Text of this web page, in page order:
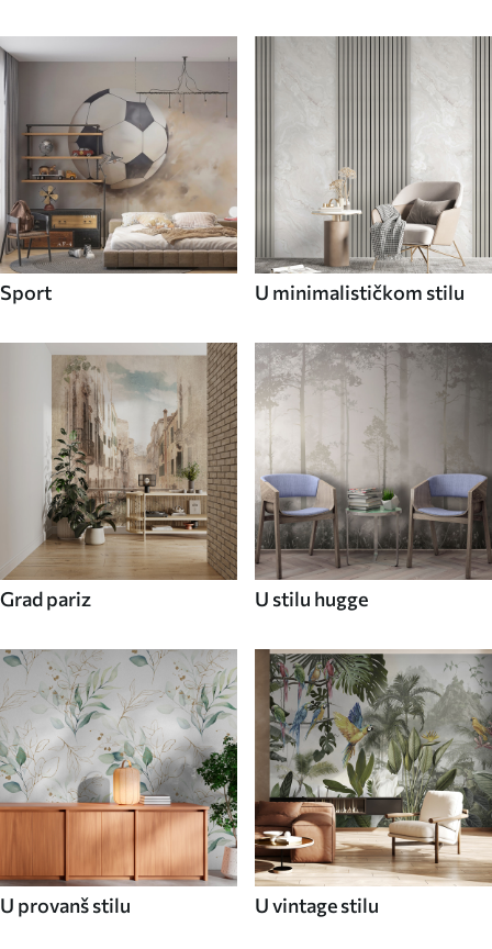
Sport U minimalističkom stilu
Grad pariz U stilu hugge
U provanš stilu U vintage stilu